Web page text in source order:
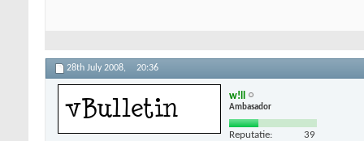
28th July 2008, 20:36
w!ll
Ambasador
Reputatie: 39